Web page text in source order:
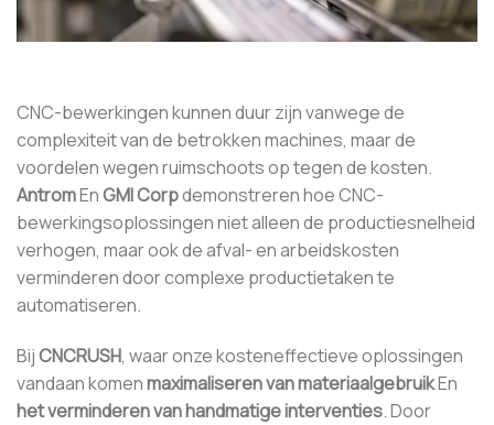
CNC-bewerkingen kunnen duur zijn vanwege de
complexiteit van de betrokken machines, maar de
voordelen wegen ruimschoots op tegen de kosten.
AntromEnGMI Corpdemonstreren hoe CNC-
bewerkingsoplossingen niet alleen de productiesnelheid
verhogen, maar ook de afval- en arbeidskosten
verminderen door complexe productietaken te
automatiseren.
BijCNCRUSH, waar onze kosteneffectieve oplossingen
vandaan komenmaximaliseren van materiaalgebruikEn
het verminderen van handmatige interventies. Door